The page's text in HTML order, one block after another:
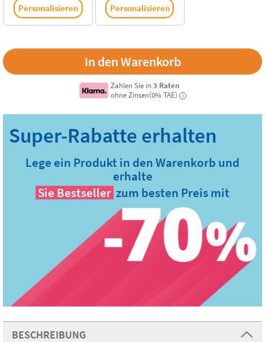
Personalisieren Personalisieren
Zahlen Sie in3 Raten
ohne Zinsen(0% TAE)
i
Lege ein Produkt in den Warenkorb und
erhalte
Sie Bestseller zum besten Preis mit
BESCHREIBUNG